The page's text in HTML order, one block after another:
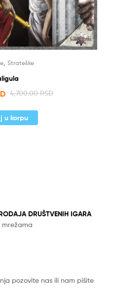
, Strateške
4,700.00RSD
u korpu
DRUŠTVENIH IGARA
pozovite nas ili nam pišite